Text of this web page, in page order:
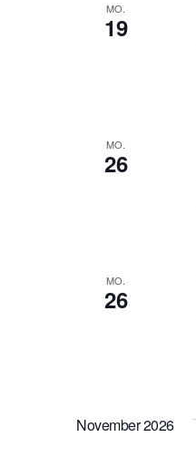
MO.
19
MO.
26
MO.
26
November 2026